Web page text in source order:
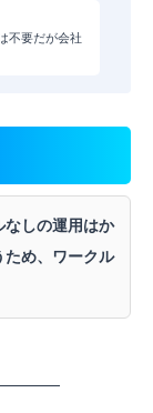
要だが会社
なしの運用はか
ため、ワークル